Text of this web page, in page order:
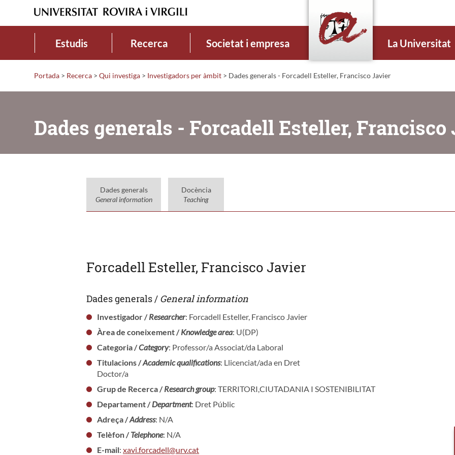
Estudis Recerca Societat i empresa La Universitat
Portada > Recerca > Qui investiga > Investigadors per àmbit > Dades generals - Forcadell Esteller, Francisco Javier
Dades generals - Forcadell Esteller, Francisco
Dades generals
General information
Docència
Teaching
Forcadell Esteller, Francisco Javier
Dades generals / General information
Investigador /Researcher: Forcadell Esteller, Francisco Javier
Àrea de coneixement /Knowledge area: U(DP)
Categoria /Category: Professor/a Associat/da Laboral
Titulacions /Academic qualifications: Llicenciat/ada en Dret
Doctor/a
Grup de Recerca /Research group: TERRITORI,CIUTADANIA I SOSTENIBILITAT
Departament /Department: Dret Públic
Adreça /Address: N/A
Telèfon /Telephone: N/A
E-mail:xavi.forcadell@urv.cat